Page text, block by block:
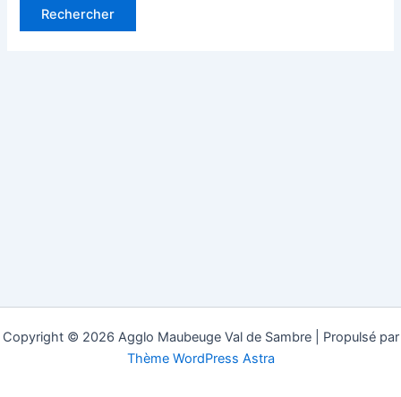
Copyright © 2026 Agglo Maubeuge Val de Sambre | Propulsé par
Thème WordPress Astra